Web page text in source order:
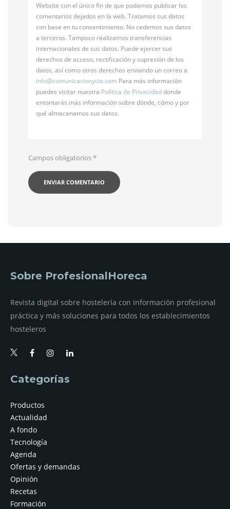
Website con el único fin de que podamos publicar los
comentarios dejados en la web. Tratamos sus datos
con base en tu consentimiento. No cedemos sus datos
a terceros. Tampoco realizamos transferencias
internacionales de sus datos. Puede ejercer sus
derechos de acceso, rectificación y supresión de los
datos, así como otros derechos enviando un correo a
info@comunicacionycia.com Para más información
puedes visitar nuestra Política de Privacidaddonde
entontarás más información sobre dónde, cómo y por
qué almacenamos sus datos.
Campos obligatorios*
Sobre ProfesionalHoreca
Revista digital sobre hostelería con información profesional
práctica y más soluciones para todos los establecimientos
hosteleros
Categorías
Productos
Actualidad
A fondo
Tecnología
Agenda
Ofertas y demandas
Opinión
Recetas
Formación